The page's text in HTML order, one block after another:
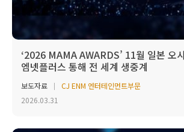
‘2026 MAMA AWARDS’ 11월 일본 오
엠넷플러스 통해 전 세계 생중계
보도자료
CJ ENM 엔터테인먼트부문
2026.03.31